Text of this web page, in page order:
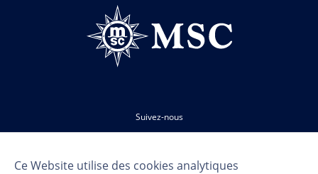
Ce Website utilise des cookies analytiques
Suivez-nous